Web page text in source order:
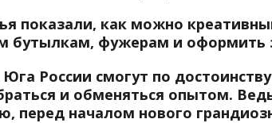
показали, как можно
бутылкам, фужерам и оформить
России смогут по достоинству
и обменяться опытом.
перед началом нового